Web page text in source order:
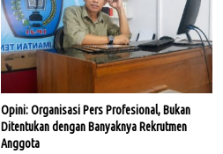
Opini: Organisasi Pers Profesional, Bukan
Ditentukan dengan Banyaknya Rekrutmen
Anggota